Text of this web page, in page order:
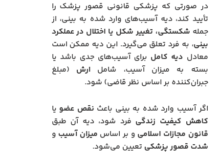
در صورتی که پزشکی قانونی قصور پزشک را
تأیید کند، دیه آسیب‌های وارد شده به بینی، از
جمله شکستگی، تغییر شکل یا اختلال در عملکرد
بینی، به فرد تعلق می‌گیرد. این دیه ممکن است
معادل دیه کامل برای آسیب‌های جدی باشد یا
بسته به میزان آسیب، شاملارش (مبلغ
جبران‌کننده بر اساس نظر قاضی) شود.
اگر آسیب وارد شده به بینی باعث نقص عضو یا
کاهش کیفیت زندگی فرد شود، دیه آن طبق
قانون مجازات اسلامی و بر اساس میزان آسیب و
شدت قصور پزشکی تعیین می‌شود.